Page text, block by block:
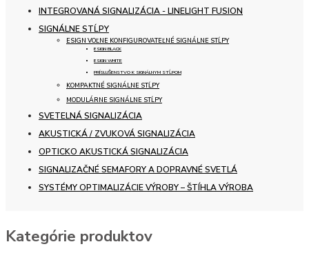
INTEGROVANÁ SIGNALIZÁCIA - LINELIGHT FUSION
SIGNÁLNE STĹPY
ESIGN VOĽNE KONFIGUROVATEĽNÉ SIGNÁLNE STĹPY
ESIGN BLACK
ESIGN WHITE
PRÍSLUŠENSTVO K SIGNÁLNYM STĹPOM
KOMPAKTNÉ SIGNÁLNE STĹPY
MODULÁRNE SIGNÁLNE STĹPY
SVETELNÁ SIGNALIZÁCIA
AKUSTICKÁ / ZVUKOVÁ SIGNALIZÁCIA
OPTICKO AKUSTICKÁ SIGNALIZÁCIA
SIGNALIZAČNÉ SEMAFORY A DOPRAVNÉ SVETLÁ
SYSTÉMY OPTIMALIZÁCIE VÝROBY – ŠTÍHLA VÝROBA
Kategórie produktov